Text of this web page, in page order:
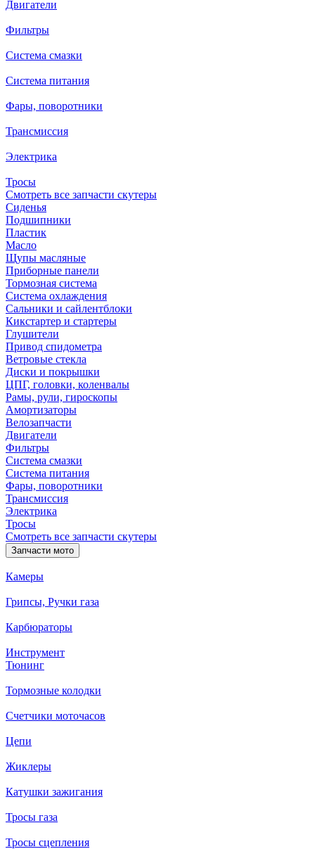
Двигатели
Фильтры
Система смазки
Система питания
Фары, поворотники
Трансмиссия
Электрика
Тросы
Смотреть все запчасти скутеры
Сиденья
Подшипники
Пластик
Масло
Щупы масляные
Приборные панели
Тормозная система
Система охлаждения
Сальники и сайлентблоки
Кикстартер и стартеры
Глушители
Привод спидометра
Ветровые стекла
Диски и покрышки
ЦПГ, головки, коленвалы
Рамы, рули, гироскопы
Амортизаторы
Велозапчасти
Двигатели
Фильтры
Система смазки
Система питания
Фары, поворотники
Трансмиссия
Электрика
Тросы
Смотреть все запчасти скутеры
Запчасти мото
Камеры
Грипсы, Ручки газа
Карбюраторы
Инструмент
Тюнинг
Тормозные колодки
Счетчики моточасов
Цепи
Жиклеры
Катушки зажигания
Тросы газа
Тросы сцепления